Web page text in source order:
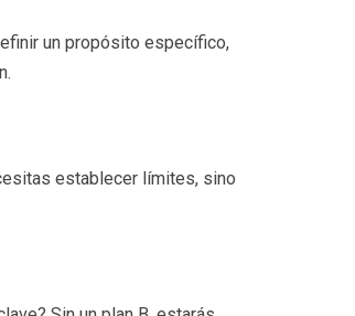
un propósito específico,
establecer límites, sino